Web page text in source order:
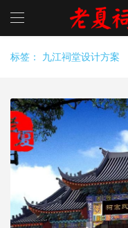
标签： 九江祠堂设计方案